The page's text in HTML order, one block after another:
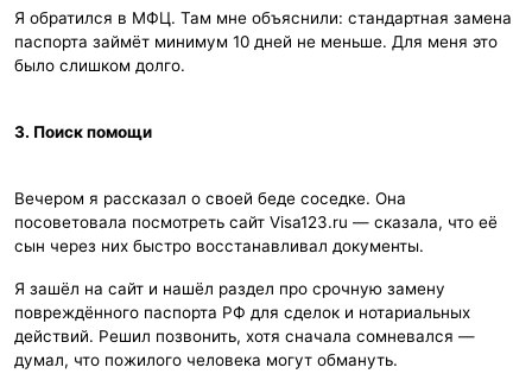
Я обратился в МФЦ. Там мне объяснили: стандартная замена
паспорта займёт минимум 10 дней не меньше. Для меня это
было слишком долго.
3. Поиск помощи
Вечером я рассказал о своей беде соседке. Она
посоветовала посмотреть сайт Visa123.ru — сказала, что её
сын через них быстро восстанавливал документы.
Я зашёл на сайт и нашёл раздел про срочную замену
повреждённого паспорта РФ для сделок и нотариальных
действий. Решил позвонить, хотя сначала сомневался —
думал, что пожилого человека могут обмануть.